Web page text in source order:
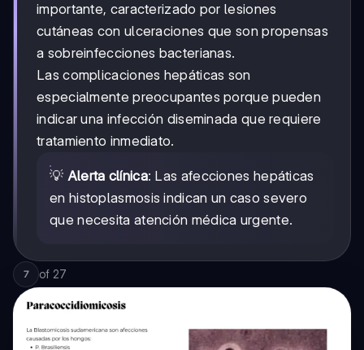
importante, caracterizado por lesiones
cutáneas con ulceraciones que son propensas
a sobreinfecciones bacterianas.
Las complicaciones hepáticas son
especialmente preocupantes porque pueden
indicar una infección diseminada que requiere
tratamiento inmediato.
💡 Alerta clínica: Las afecciones hepáticas
en histoplasmosis indican un caso severo
que necesita atención médica urgente.
7 of 27